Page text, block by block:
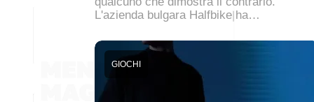
L'azienda bulgara Halfbike ha…
GIOCHI